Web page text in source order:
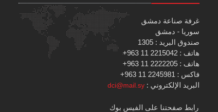
غرفة صناعة دمشق
سوريا - دمشق
صندوق البريد : 1305
هاتف : 2215042 11 963+
هاتف : 2222205 11 963+
فاكس : 2245981 11 963+
البريد الإلكتروني :dci@mail.sy
رابط صفحتنا على الفيس بوك